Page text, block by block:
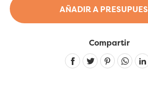
AÑADIR A
Compartir